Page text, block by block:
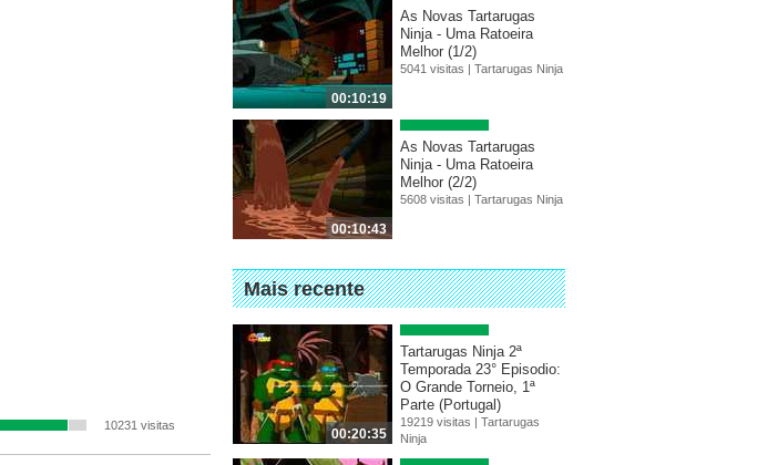
10231 visitas
00:10:19
As Novas Tartarugas
Ninja - Uma Ratoeira
Melhor (1/2)
5041 visitas | Tartarugas Ninja
00:10:43
As Novas Tartarugas
Ninja - Uma Ratoeira
Melhor (2/2)
5608 visitas | Tartarugas Ninja
Mais recente
00:20:35
Tartarugas Ninja 2ª
Temporada 23° Episodio:
O Grande Torneio, 1ª
Parte (Portugal)
19219 visitas | Tartarugas
Ninja